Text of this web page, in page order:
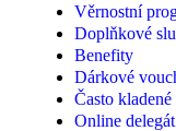
Věrnostní
Doplňkové
Benefity
Dárkové
Často
Online delegát